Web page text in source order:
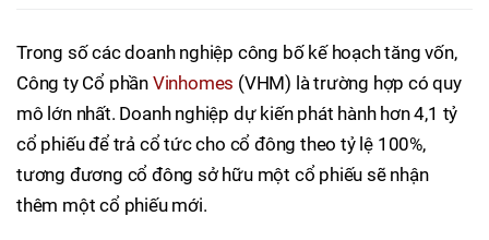
Trong số các doanh nghiệp công bố kế hoạch tăng vốn,
Công ty Cổ phần Vinhomes (VHM) là trường hợp có quy
mô lớn nhất. Doanh nghiệp dự kiến phát hành hơn 4,1 tỷ
cổ phiếu để trả cổ tức cho cổ đông theo tỷ lệ 100%,
tương đương cổ đông sở hữu một cổ phiếu sẽ nhận
thêm một cổ phiếu mới.